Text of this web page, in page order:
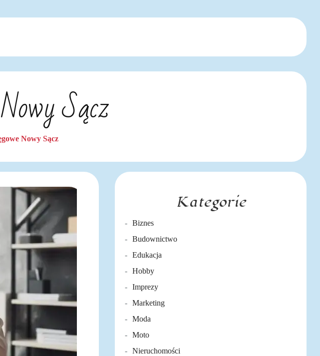
Sącz
Nowy Sącz
Kategorie
Biznes
Budownictwo
Edukacja
Hobby
Imprezy
Marketing
Moda
Moto
Nieruchomości